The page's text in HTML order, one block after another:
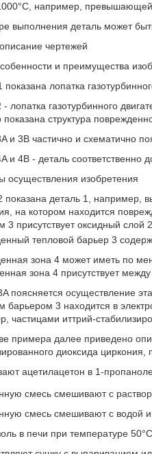
например,
выполнения деталь может
чертежей
и преимущества
показана лопатка
- лопатка газотурбинного
показана структура
и 3B частично и схематично
и 4B - деталь
осуществления изобретения
показана деталь 1, например,
на котором находится
3 присутствует оксидный
тепловой барьер 3
зона 4 может иметь по
зона 4 присутствует
поясняется осуществление
барьером 3 находится в
частицами иттрий-
примера далее приведено
диоксида
ацетилацетон в 1-
смесь смешивают с
смесь смешивают с водой
в печи при температуре